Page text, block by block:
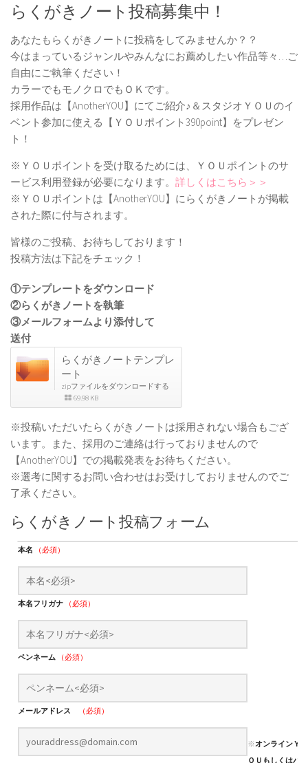
らくがきノート投稿募集中！
あなたもらくがきノートに投稿をしてみませんか？？
今はまっているジャンルやみんなにお薦めしたい作品等々…ご
自由にご執筆ください！
カラーでもモノクロでもＯＫです。
採用作品は【AnotherYOU】にてご紹介♪＆スタジオＹＯＵのイ
ベント参加に使える【ＹＯＵポイント390point】をプレゼン
ト！
※ＹＯＵポイントを受け取るためには、ＹＯＵポイントのサ
ービス利用登録が必要になります。 詳しくはこちら＞＞
※ＹＯＵポイントは【AnotherYOU】にらくがきノートが掲載
された際に付与されます。
皆様のご投稿、お待ちしております！
投稿方法は下記をチェック！
①テンプレートをダウンロード
②らくがきノートを執筆
③メールフォームより添付して
送付
らくがきノートテンプレ
ート
zipファイルをダウンロードする
69.98 KB
※投稿いただいたらくがきノートは採用されない場合もござ
います。また、採用のご連絡は行っておりませんので
【AnotherYOU】での掲載発表をお待ちください。
※選考に関するお問い合わせはお受けしておりませんのでご
了承ください。
らくがきノート投稿フォーム
本名 （必須）
本名フリガナ （必須）
ペンネーム （必須）
メールアドレス （必須）
※オンラインＹ
ＯＵもしくはパ